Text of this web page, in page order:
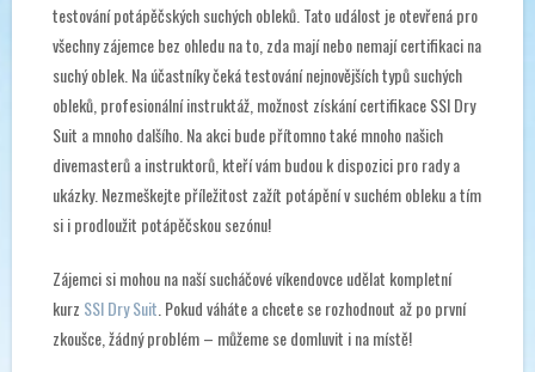
testování potápěčských suchých obleků. Tato událost je otevřená pro
všechny zájemce bez ohledu na to, zda mají nebo nemají certifikaci na
suchý oblek. Na účastníky čeká testování nejnovějších typů suchých
obleků, profesionální instruktáž, možnost získání certifikace SSI Dry
Suit a mnoho dalšího. Na akci bude přítomno také mnoho našich
divemasterů a instruktorů, kteří vám budou k dispozici pro rady a
ukázky. Nezmeškejte příležitost zažít potápění v suchém obleku a tím
si i prodloužit potápěčskou sezónu!
Zájemci si mohou na naší sucháčové víkendovce udělat kompletní
kurz SSI Dry Suit . Pokud váháte a chcete se rozhodnout až po první
zkoušce, žádný problém – můžeme se domluvit i na místě!